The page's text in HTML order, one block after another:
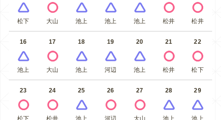
松下 大山 池上 池上 池上 松井 松井
16
池上
17
大山
18
池上
19
河辺
20
池上
21
松井
22
松下
23 24 25 26 27 28 29